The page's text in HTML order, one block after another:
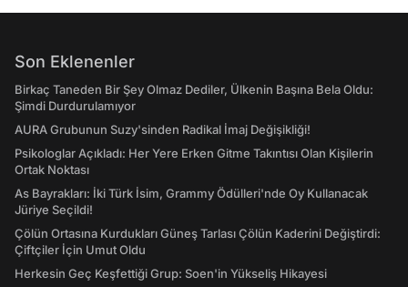
Son Eklenenler
Birkaç Taneden Bir Şey Olmaz Dediler, Ülkenin Başına Bela Oldu:
Şimdi Durdurulamıyor
AURA Grubunun Suzy'sinden Radikal İmaj Değişikliği!
Psikologlar Açıkladı: Her Yere Erken Gitme Takıntısı Olan Kişilerin
Ortak Noktası
As Bayrakları: İki Türk İsim, Grammy Ödülleri'nde Oy Kullanacak
Jüriye Seçildi!
Çölün Ortasına Kurdukları Güneş Tarlası Çölün Kaderini Değiştirdi:
Çiftçiler İçin Umut Oldu
Herkesin Geç Keşfettiği Grup: Soen'in Yükseliş Hikayesi